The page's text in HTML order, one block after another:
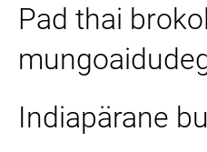
Pad thai
Indiapärane